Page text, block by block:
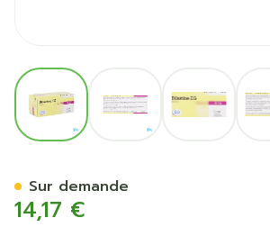
View larger image
14,17 €
Sur demande